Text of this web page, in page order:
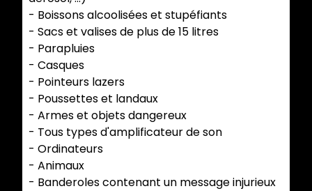
- Boissons alcoolisées et stupéfiants
- Sacs et valises de plus de 15 litres
- Parapluies
- Casques
- Pointeurs lazers
- Poussettes et landaux
- Armes et objets dangereux
- Tous types d'amplificateur de son
- Ordinateurs
- Animaux
- Banderoles contenant un message injurieux